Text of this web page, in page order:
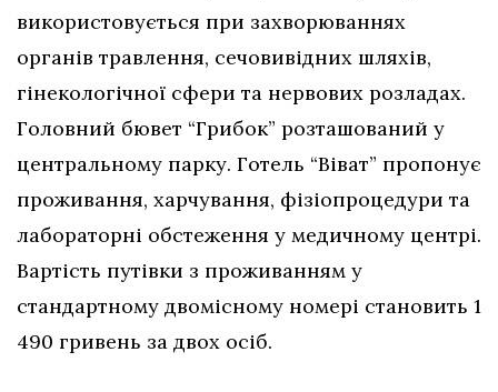
використовується при захворюваннях
органів травлення, сечовивідних шляхів,
гінекологічної сфери та нервових розладах.
Головний бювет “Грибок” розташований у
центральному парку. Готель “Віват” пропонує
проживання, харчування, фізіопроцедури та
лабораторні обстеження у медичному центрі.
Вартість путівки з проживанням у
стандартному двомісному номері становить 1
490 гривень за двох осіб.